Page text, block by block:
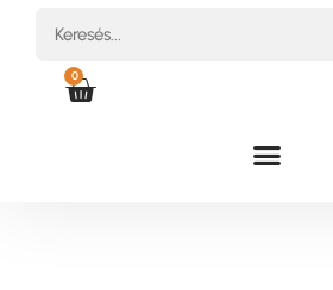
0